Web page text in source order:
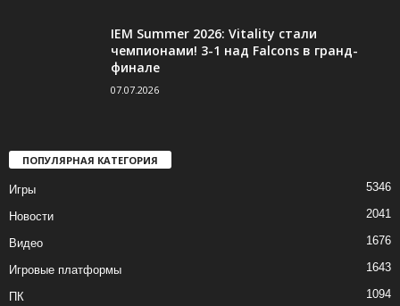
IEM Summer 2026: Vitality стали
чемпионами! 3-1 над Falcons в гранд-
финале
07.07.2026
ПОПУЛЯРНАЯ КАТЕГОРИЯ
Игры 5346
Новости 2041
Видео 1676
Игровые платформы 1643
ПК 1094